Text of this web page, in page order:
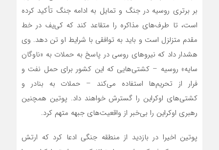
بر برتری روسیه در جنگ و تمایل به ادامه جنگ تأکید کرده
است، تا طرف‌های مذاکره را متقاعد کند که کی‌یف در خط
مقدم متزلزل است و باید به توافقی با شرایط او تن دهد. وی
هشدار داد که نیروهای روسی در پاسخ به حملات به «ناوگان
سایه» روسیه – کشتی‌هایی که این کشور برای حمل نفت و
فرار از تحریم‌ها استفاده می‌کند – حملات به بنادر و
کشتی‌های اوکراین را گسترش خواهند داد. پوتین همچنین
رهبری اوکراین را بی‌خبر از واقعیت‌های جبهه متهم کرد.
پوتین اخیرا در بازدید از منطقه جنگی ادعا کرد که ارتش